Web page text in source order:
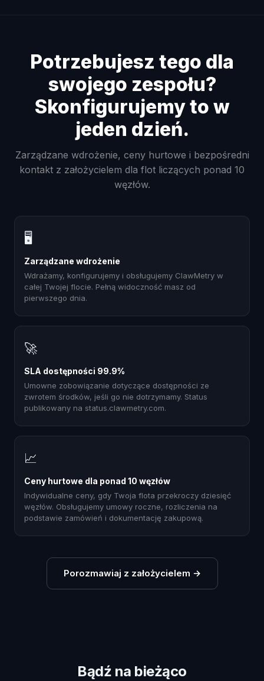
Potrzebujesz tego dla
swojego zespołu?
Skonfigurujemy to w
jeden dzień.
Zarządzane wdrożenie, ceny hurtowe i bezpośredni
kontakt z założycielem dla flot liczących ponad 10
węzłów.
🖥
Zarządzane wdrożenie
Wdrażamy, konfigurujemy i obsługujemy ClawMetry w
całej Twojej flocie. Pełną widoczność masz od
pierwszego dnia.
🚀
SLA dostępności 99.9%
Umowne zobowiązanie dotyczące dostępności ze
zwrotem środków, jeśli go nie dotrzymamy. Status
publikowany na status.clawmetry.com.
📈
Ceny hurtowe dla ponad 10 węzłów
Indywidualne ceny, gdy Twoja flota przekroczy dziesięć
węzłów. Obsługujemy umowy roczne, rozliczenia na
podstawie zamówień i dokumentację zakupową.
Porozmawiaj z założycielem →
Bądź na bieżąco